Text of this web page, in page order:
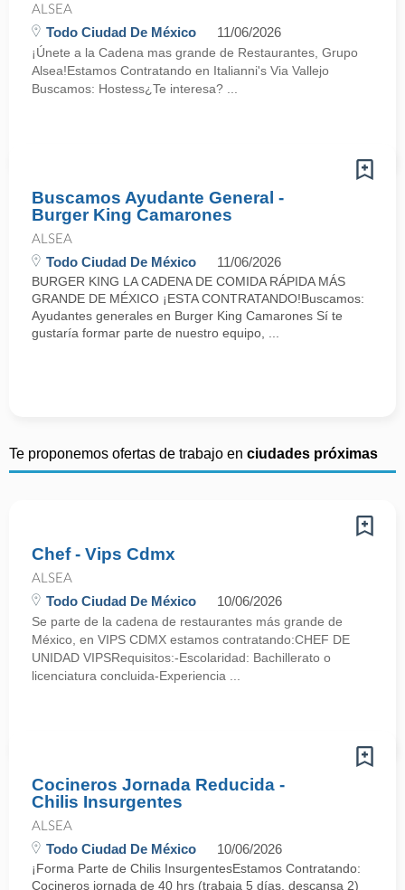
ALSEA
Todo Ciudad De México 11/06/2026
¡Únete a la Cadena mas grande de Restaurantes, Grupo
Alsea!Estamos Contratando en Italianni's Via Vallejo
Buscamos: Hostess¿Te interesa? ...
Buscamos Ayudante General -
Burger King Camarones
ALSEA
Todo Ciudad De México 11/06/2026
BURGER KING LA CADENA DE COMIDA RÁPIDA MÁS
GRANDE DE MÉXICO ¡ESTA CONTRATANDO!Buscamos:
Ayudantes generales en Burger King Camarones Sí te
gustaría formar parte de nuestro equipo, ...
Te proponemos ofertas de trabajo en ciudades próximas
Chef - Vips Cdmx
ALSEA
Todo Ciudad De México 10/06/2026
Se parte de la cadena de restaurantes más grande de
México, en VIPS CDMX estamos contratando:CHEF DE
UNIDAD VIPSRequisitos:-Escolaridad: Bachillerato o
licenciatura concluida-Experiencia ...
Cocineros Jornada Reducida -
Chilis Insurgentes
ALSEA
Todo Ciudad De México 10/06/2026
¡Forma Parte de Chilis InsurgentesEstamos Contratando:
Cocineros jornada de 40 hrs (trabaja 5 días, descansa 2)